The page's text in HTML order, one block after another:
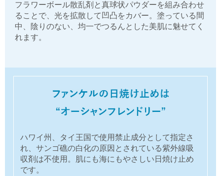
フラワーボール散乱剤と真球状パウダーを組み合わせ
ることで、光を拡散して凹凸をカバー。塗っている間
中、陰りのない、均一でつるんとした美肌に魅せてく
れます。
ハワイ州、タイ王国で使用禁止成分として指定さ
れ、サンゴ礁の白化の原因とされている紫外線吸
収剤は不使用。肌にも海にもやさしい日焼け止め
です。